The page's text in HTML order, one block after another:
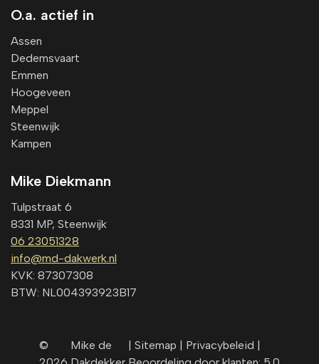
O.a. actief in
Assen
Dedemsvaart
Emmen
Hoogeveen
Meppel
Steenwijk
Kampen
Mike Diekmann
Tulpstraat 6
8331 MP, Steenwijk
06 23051328
info@md-dakwerk.nl
KVK: 87307308
BTW: NL004393923B17
©
Mike de
Sitemap | Privacybeleid